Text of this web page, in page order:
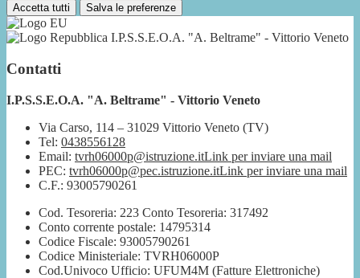
Accetta tutti Salva le preferenze
I.P.S.S.E.O.A. "A. Beltrame" - Vittorio Veneto
Contatti
I.P.S.S.E.O.A. "A. Beltrame" - Vittorio Veneto
Via Carso, 114 – 31029 Vittorio Veneto (TV)
Tel: 0438556128
Email: tvrh06000p@istruzione.itLink per inviare una mail
PEC: tvrh06000p@pec.istruzione.itLink per inviare una mail
C.F.: 93005790261
Cod. Tesoreria: 223 Conto Tesoreria: 317492
Conto corrente postale: 14795314
Codice Fiscale: 93005790261
Codice Ministeriale: TVRH06000P
Cod.Univoco Ufficio: UFUM4M (Fatture Elettroniche)